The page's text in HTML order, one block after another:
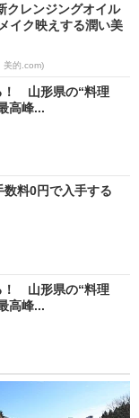
クレンジングオイル
イク映えする潤い美
美的.com)
！ 山形県の“料理
高峰...
料0円で入手する
！ 山形県の“料理
高峰...